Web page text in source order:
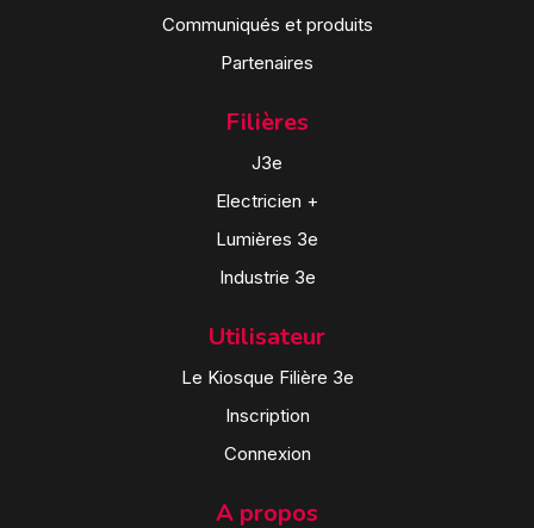
Communiqués et produits
Partenaires
Filières
J3e
Electricien +
Lumières 3e
Industrie 3e
Utilisateur
Le Kiosque Filière 3e
Inscription
Connexion
A propos